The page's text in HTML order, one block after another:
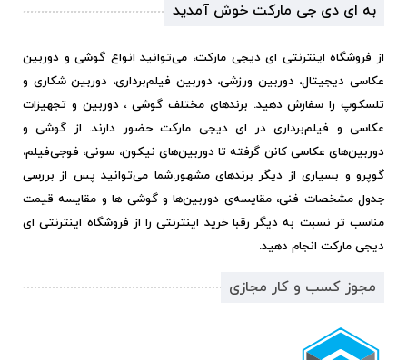
به ای دی جی مارکت خوش آمدید
از فروشگاه اینترنتی ای دیجی مارکت، می‌توانید انواع گوشی و دوربین
عکاسی دیجیتال، دوربین ورزشی، دوربین فیلم‌برداری، دوربین شکاری و
تلسکوپ را سفارش دهید. برندهای مختلف گوشی ، دوربین و تجهیزات
عکاسی و فیلم‌برداری در ای دیجی مارکت حضور دارند. از گوشی و
دوربین‌های عکاسی کانن گرفته تا دوربین‌های نیکون، سونی، فوجی‌فیلم،
گوپرو و بسیاری از دیگر برندهای مشهور.شما می‌توانید پس از بررسی
جدول مشخصات فنی، مقایسه‌ی دوربین‌ها و گوشی ها و مقایسه قیمت
مناسب تر نسبت به دیگر رقبا خرید اینترنتی را از فروشگاه اینترنتی ای
دیجی مارکت انجام دهید.
مجوز کسب و کار مجازی